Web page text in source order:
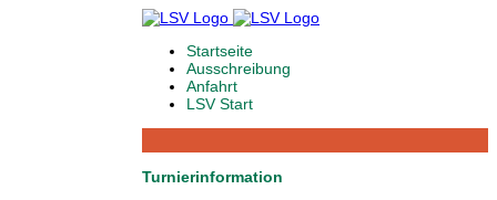
Startseite
Ausschreibung
Anfahrt
LSV Start
Turnierinformation